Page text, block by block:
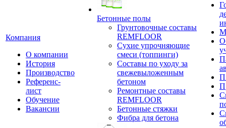
Компания
О компании
История
Производство
Референс-
лист
Обучение
Вакансии
Бетонные полы
Грунтовочные составы
REMFLOOR
Сухие упрочняющие
смеси (топпинги)
Составы по уходу за
свежевыложенным
бетоном
Ремонтные составы
REMFLOOR
Бетонные стяжки
Фибра для бетона